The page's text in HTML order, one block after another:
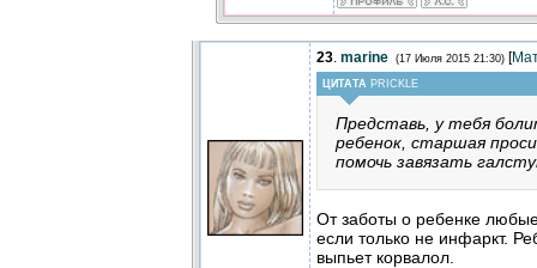
23. marine (17 Июля 2015 21:30) [
ЦИТАТА PRICKLE
Представь, у тебя
ребенок, старшая
помочь завязать
От заботы о ребенке
если только не инфаркт.
выпьет корвалол.